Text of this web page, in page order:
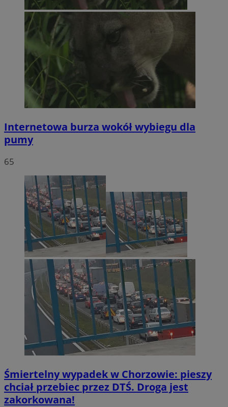
Internetowa burza wokół wybiegu dla
pumy
65
Śmiertelny wypadek w Chorzowie: pieszy
chciał przebiec przez DTŚ. Droga jest
zakorkowana!